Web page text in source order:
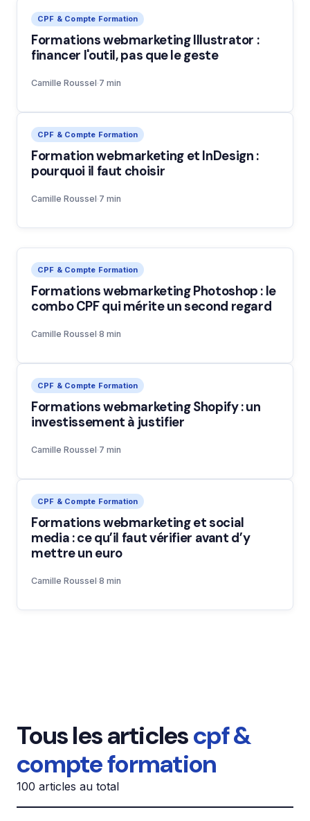
CPF & Compte Formation
Formations webmarketing Illustrator :
financer l'outil, pas que le geste
Camille Roussel·7 min
CPF & Compte Formation
Formation webmarketing et InDesign :
pourquoi il faut choisir
Camille Roussel·7 min
CPF & Compte Formation
Formations webmarketing Photoshop : le
combo CPF qui mérite un second regard
Camille Roussel·8 min
CPF & Compte Formation
Formations webmarketing Shopify : un
investissement à justifier
Camille Roussel·7 min
CPF & Compte Formation
Formations webmarketing et social
media : ce qu’il faut vérifier avant d’y
mettre un euro
Camille Roussel·8 min
Tous les articlescpf &
compte formation
100 articles au total